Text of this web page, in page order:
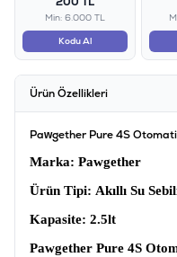
Min: 6.000 TL
Kodu Al
Ürün Özellikleri
Pawgether Pure 4S
Marka: Pawgether
Ürün Tipi: Akıllı Su
Kapasite: 2.5lt
Pawgether Pure 4S